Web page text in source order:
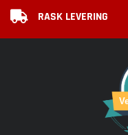
RASK LEVERING